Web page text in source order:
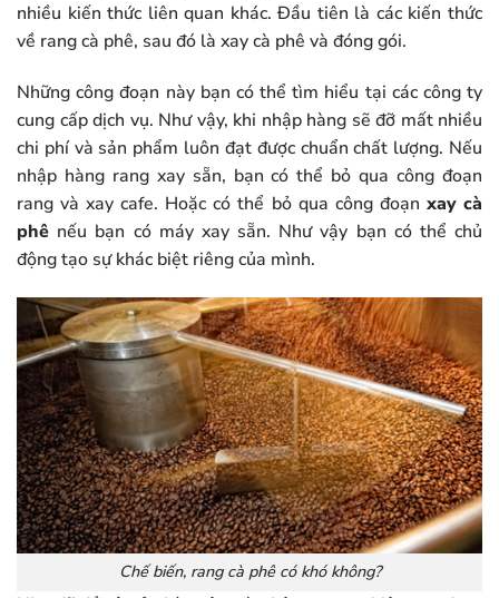
nhiều kiến thức liên quan khác. Đầu tiên là các kiến thức
về rang cà phê, sau đó là xay cà phê và đóng gói.
Những công đoạn này bạn có thể tìm hiểu tại các công ty
cung cấp dịch vụ. Như vậy, khi nhập hàng sẽ đỡ mất nhiều
chi phí và sản phẩm luôn đạt được chuẩn chất lượng. Nếu
nhập hàng rang xay sẵn, bạn có thể bỏ qua công đoạn
rang và xay cafe. Hoặc có thể bỏ qua công đoạn xay cà
phê nếu bạn có máy xay sẵn. Như vậy bạn có thể chủ
động tạo sự khác biệt riêng của mình.
Chế biến, rang cà phê có khó không?